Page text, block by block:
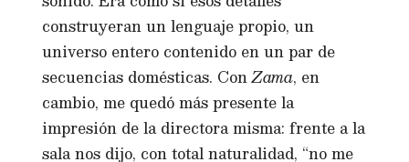
construyeran un lenguaje propio, un
universo entero contenido en un par de
secuencias domésticas. ConZama, en
cambio, me quedó más presente la
impresión de la directora misma: frente a la
sala nos dijo, con total naturalidad, “no me